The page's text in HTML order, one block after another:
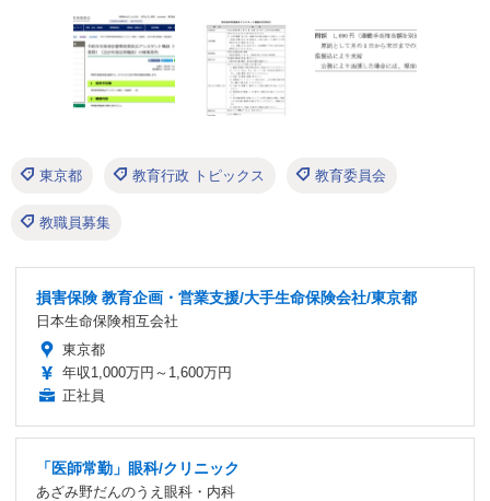
東京都 教育行政 トピックス 教育委員会
教職員募集
損害保険 教育企画・営業支援/大手生命保険会社/東京都
日本生命保険相互会社
東京都
年収1,000万円～1,600万円
正社員
「医師常勤」眼科/クリニック
あざみ野だんのうえ眼科・内科